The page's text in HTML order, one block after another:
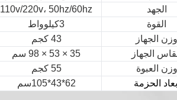
الجهد
110v/220v، 50hz/60hz
القوة
3كيلوواط
وزن الجهاز
43 كجم
الجهاز
35 × 53 × 98 سم
وزن العبوة
55 كجم
أبعاد الحزمة
62*43*105سم